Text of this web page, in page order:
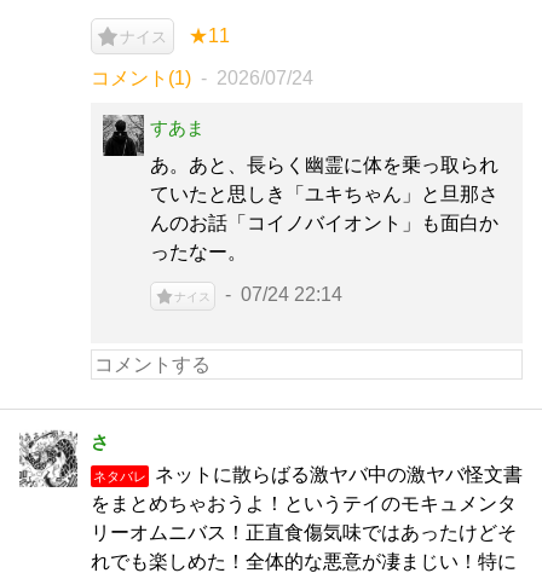
ナイス ★11
コメント(1) 2026/07/24
すあま
あ。あと、長らく幽霊に体を乗っ取られ
ていたと思しき「ユキちゃん」と旦那さ
んのお話「コイノバイオント」も面白か
ったなー。
ナイス 07/24 22:14
さ
ネタバレ
ネットに散らばる激ヤバ中の激ヤバ怪文書
をまとめちゃおうよ！というテイのモキュメンタ
リーオムニバス！正直食傷気味ではあったけどそ
れでも楽しめた！全体的な悪意が凄まじい！特に